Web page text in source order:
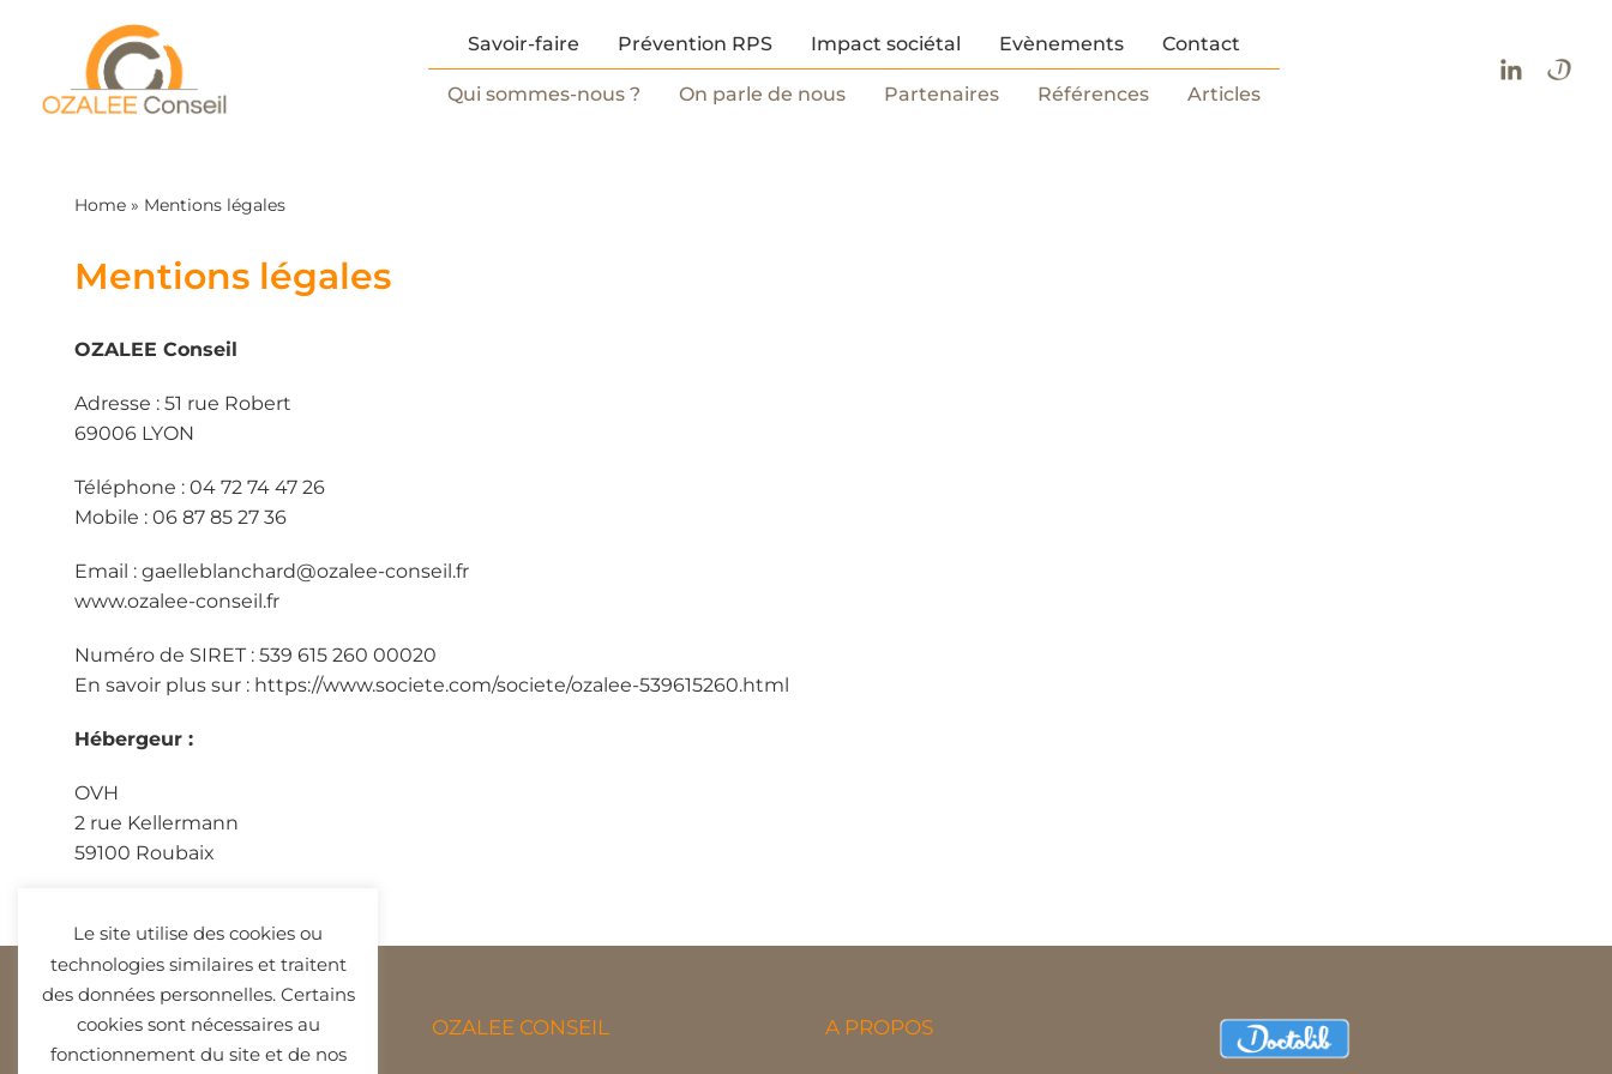
Savoir-faire Prévention RPS Impact sociétal Evènements Contact
Qui sommes-nous ? On parle de nous Partenaires Références Articles
Home » Mentions légales
Mentions légales
OZALEE Conseil
Adresse : 51 rue Robert
69006 LYON
Téléphone : 04 72 74 47 26
Mobile : 06 87 85 27 36
Email : gaelleblanchard@ozalee-conseil.fr
www.ozalee-conseil.fr
Numéro de SIRET : 539 615 260 00020
En savoir plus sur : https://www.societe.com/societe/ozalee-539615260.html
Hébergeur :
OVH
2 rue Kellermann
59100 Roubaix
OZALEE CONSEIL A PROPOS
Le site utilise des cookies ou
technologies similaires et traitent
des données personnelles. Certains
cookies sont nécessaires au
fonctionnement du site et de nos